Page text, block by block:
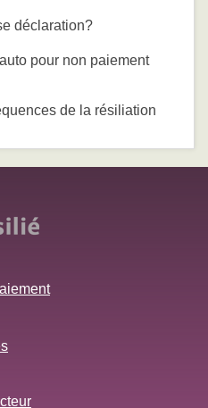
déclaration?
pour non paiement
de la résiliation